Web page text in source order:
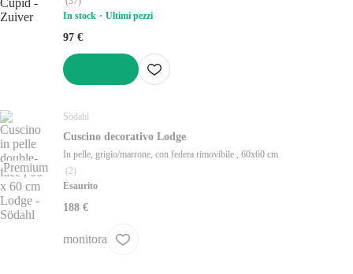
In stock
Ultimi pezzi
97 €
Premium
Södahl
Cuscino decorativo Lodge
In pelle, grigio/marrone, con federa rimovibile , 60x60 cm
(2)
Esaurito
188 €
monitora